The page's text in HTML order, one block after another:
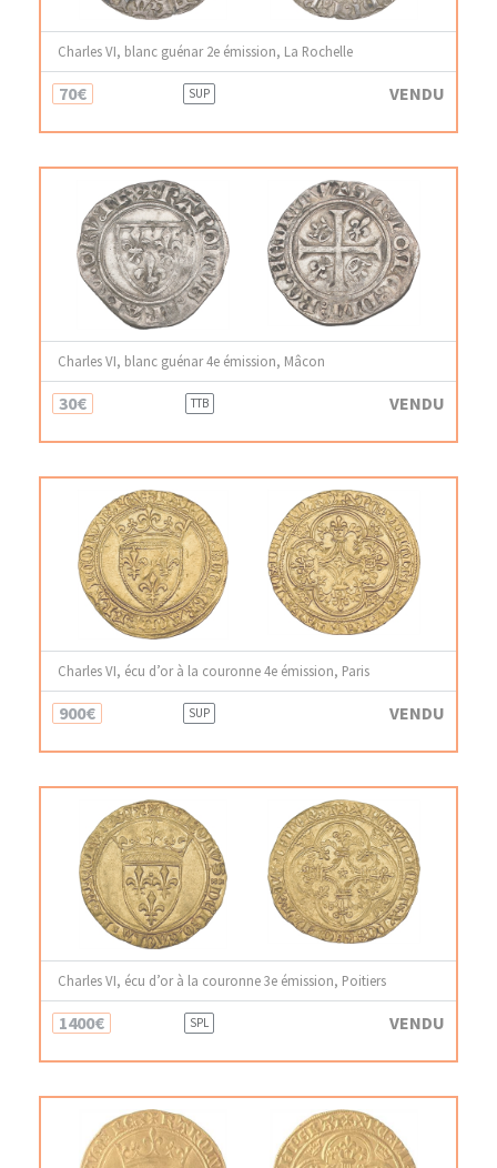
Charles VI, blanc guénar 2e émission, La Rochelle
70€ SUP VENDU
Charles VI, blanc guénar 4e émission, Mâcon
30€ TTB VENDU
Charles VI, écu d’or à la couronne 4e émission, Paris
900€ SUP VENDU
Charles VI, écu d’or à la couronne 3e émission, Poitiers
1400€ SPL VENDU